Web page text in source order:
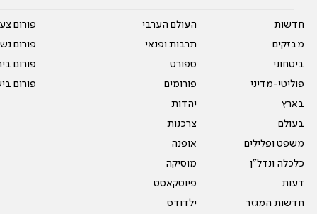
חדשות
מבזקים
ביטחוני
פוליטי-מדיני
בארץ
בעולם
משפט ופלילים
כלכלה ונדל"ן
דעות
חדשות המגזר
העולם הערבי
תרבות ופנאי
ספורט
פורומים
יהדות
צרכנות
אופנה
מוסיקה
פיוטקאסט
ילדודס
פורום
פורום
פורום
פורום